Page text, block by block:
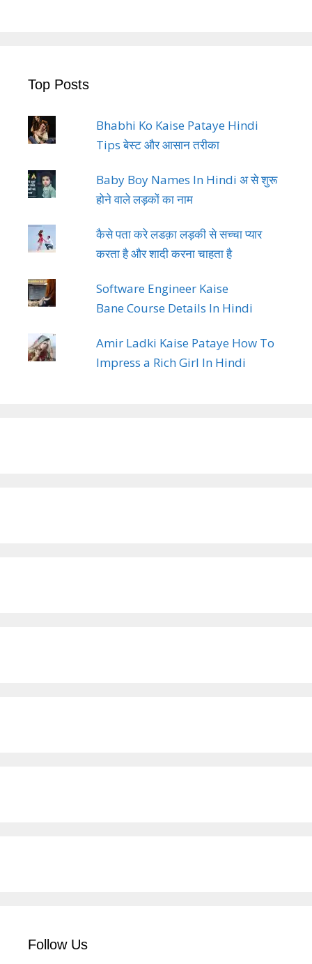
Top Posts
Bhabhi Ko Kaise Pataye Hindi
Tips बेस्ट और आसान तरीका
Baby Boy Names In Hindi अ से शुरू
होने वाले लड़कों का नाम
कैसे पता करे लडक़ा लड़की से सच्चा प्यार
करता है और शादी करना चाहता है
Software Engineer Kaise
Bane Course Details In Hindi
Amir Ladki Kaise Pataye How To
Impress a Rich Girl In Hindi
Follow Us